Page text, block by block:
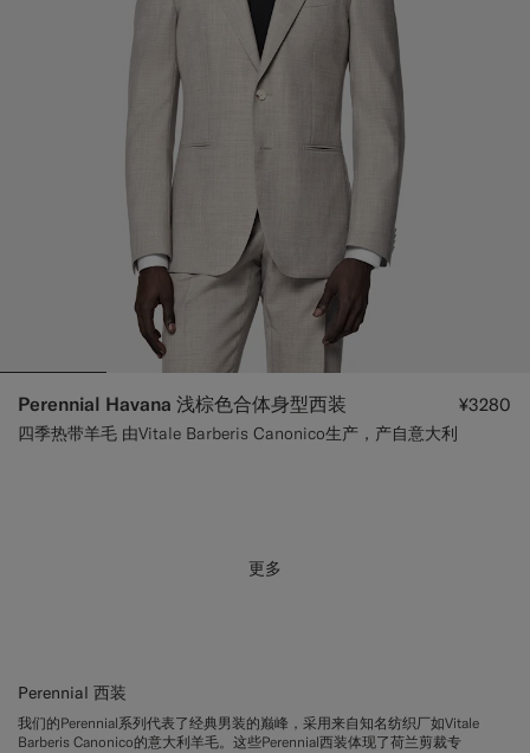
Perennial Havana 浅棕色合体身型西装
四季热带羊毛 由Vitale Barberis Canonico生产，产自意大利
¥3280
更多
Perennial 西装
我们的Perennial系列代表了经典男装的巅峰，采用来自知名纺织厂如Vitale
Barberis Canonico的意大利羊毛。这些Perennial西装体现了荷兰剪裁专